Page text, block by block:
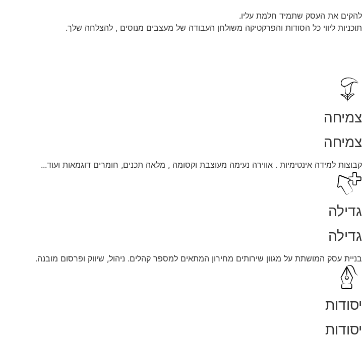
להקים את העסק שתמיד חלמת עליו.
תוכניות ליווי כל הסודות והפרקטיקה משולחן העבודה של מעצבים מנוסים , להצלחה שלך.
צמיחה
צמיחה
קבוצות למידה אינטימיות . אווירה נעימה מעוצבת וקסומה , מלאה תכנים, חומרים דוגמאות ועוד...
גדילה
גדילה
בניית עסק המושתת על מגוון שירותים מחירון המתאים למספר קהלים. ניהול, שיווק ופרסום מובנה.
יסודות
יסודות